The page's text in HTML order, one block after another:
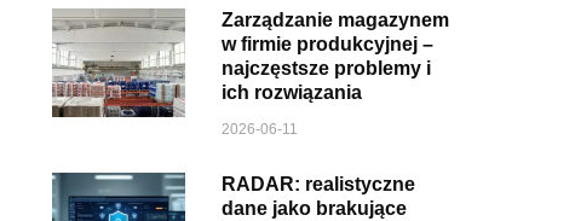
Zarządzanie magazynem
w firmie produkcyjnej –
najczęstsze problemy i
ich rozwiązania
2026-06-11
RADAR: realistyczne
dane jako brakujące